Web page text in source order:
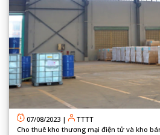
07/08/2023 |
TTTT
Cho thuê kho thương mại điện tử và kho